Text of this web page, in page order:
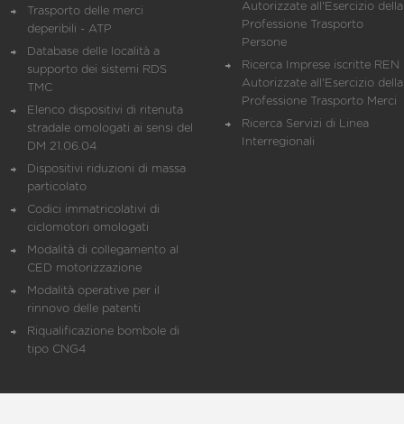
Trasporto delle merci
deperibili - ATP
Database delle località a
supporto dei sistemi RDS
TMC
Elenco dispositivi di ritenuta
stradale omologati ai sensi del
DM 21.06.04
Dispositivi riduzioni di massa
particolato
Codici immatricolativi di
ciclomotori omologati
Modalità di collegamento al
CED motorizzazione
Modalità operative per il
rinnovo delle patenti
Riqualificazione bombole di
tipo CNG4
Autorizzate all'Esercizio della
Professione Trasporto
Persone
Ricerca Imprese iscritte REN
Autorizzate all'Esercizio della
Professione Trasporto Merci
Ricerca Servizi di Linea
Interregionali